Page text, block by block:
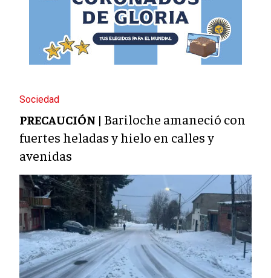
Sociedad
PRECAUCIÓN | Bariloche amaneció con
fuertes heladas y hielo en calles y
avenidas